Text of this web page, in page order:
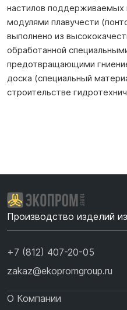
настилов поддерживаемых
модулями плавучести
выполнено из
обработанной
предотвращающими
доска (специальный
строительстве
Производство изделий
+7 (812) 407-20-05
zakaz@ekopromgroup.ru
О Компании